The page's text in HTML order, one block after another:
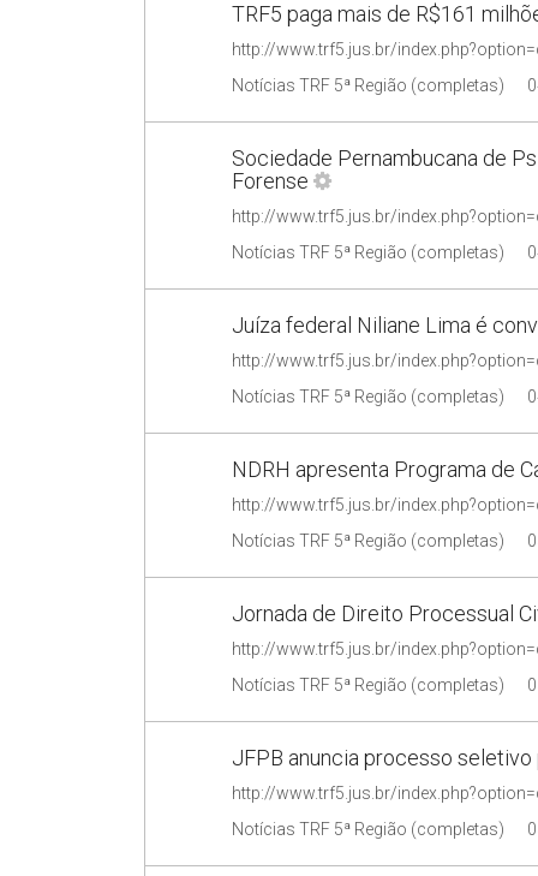
TRF5 paga mais de R$161
Notícias TRF 5ª Região (completas)
Sociedade Pernambucana de
Forense
Notícias TRF 5ª Região (completas)
Juíza federal Niliane Lima é
Notícias TRF 5ª Região (completas)
NDRH apresenta Programa de
Notícias TRF 5ª Região (completas)
Jornada de Direito Processual
Notícias TRF 5ª Região (completas)
JFPB anuncia processo
Notícias TRF 5ª Região (completas)